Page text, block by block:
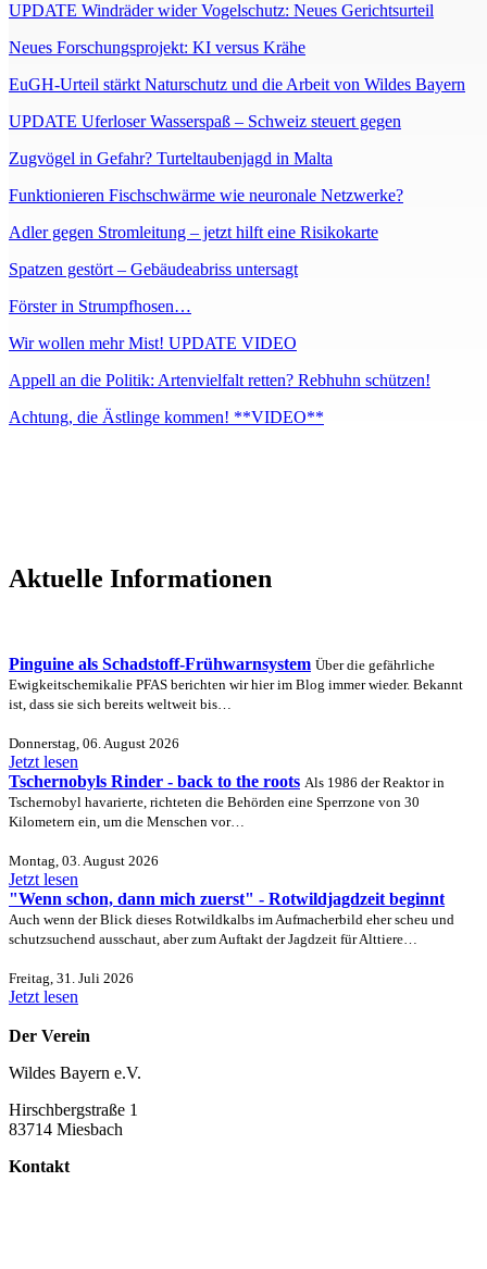
UPDATE Windräder wider Vogelschutz: Neues Gerichtsurteil
Neues Forschungsprojekt: KI versus Krähe
EuGH-Urteil stärkt Naturschutz und die Arbeit von Wildes Bayern
UPDATE Uferloser Wasserspaß – Schweiz steuert gegen
Zugvögel in Gefahr? Turteltaubenjagd in Malta
Funktionieren Fischschwärme wie neuronale Netzwerke?
Adler gegen Stromleitung – jetzt hilft eine Risikokarte
Spatzen gestört – Gebäudeabriss untersagt
Förster in Strumpfhosen…
Wir wollen mehr Mist! UPDATE VIDEO
Appell an die Politik: Artenvielfalt retten? Rebhuhn schützen!
Achtung, die Ästlinge kommen! **VIDEO**
Aktuelle Informationen
Pinguine als Schadstoff-Frühwarnsystem Über die gefährliche
Ewigkeitschemikalie PFAS berichten wir hier im Blog immer wieder. Bekannt
ist, dass sie sich bereits weltweit bis…
Donnerstag, 06. August 2026
Jetzt lesen
Tschernobyls Rinder - back to the roots Als 1986 der Reaktor in
Tschernobyl havarierte, richteten die Behörden eine Sperrzone von 30
Kilometern ein, um die Menschen vor…
Montag, 03. August 2026
Jetzt lesen
"Wenn schon, dann mich zuerst" - Rotwildjagdzeit beginnt
Auch wenn der Blick dieses Rotwildkalbs im Aufmacherbild eher scheu und
schutzsuchend ausschaut, aber zum Auftakt der Jagdzeit für Alttiere…
Freitag, 31. Juli 2026
Jetzt lesen
Der Verein
Wildes Bayern e.V.
Hirschbergstraße 1
83714 Miesbach
Kontakt